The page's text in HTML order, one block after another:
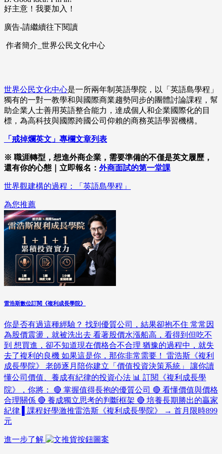
好主意！我要加入！
廣告-請繼續往下閱讀
作者簡介_世界公民文化中心
世界公民文化中心是一所兩年制英語學院，以「英語島學程」
獨有的一對一教學和與國際商業趨勢同步的團體討論課程，幫
助企業人士善用英語整合能力，達成個人和企業國際化的目
標，為高科技與國際跨國公司仰賴的商務英語學習機構。
「戒掉爛英文」專欄文章列表
※ 職涯轉型，想進外商企業，需要準備的不僅是英文履歷，
還有你的心態｜立即報名： 外商面試的第一堂課
世界觀建構的過程：「英語島學程」
為您推薦
雷浩斯數位訂閱《複利成長學院》
你是否有過這種經驗？ 找到優質公司，結果卻抱不住 常常因
為股價震盪，就被洗出去 看著股價水漲船高，看得到但吃不
到 想買進，卻不知道現在價格合不合理 猶豫的過程中，就失
去了複利的良機 如果這是你，那你非常需要！ 雷浩斯《複利
成長學院》 老師逐月陪你建立「價值投資決策系統」 讓你讀
懂公司價值、養成有紀律的投資心法 📊 訂閱《複利成長學
院》，你將： 🔴 掌握值得長抱的優質公司 🔴 看懂價值與價格
合理關係 🔴 養成獨立思考的判斷框架 🔴 培養長期勝出的贏家
紀律 ▌課程好學激推雷浩斯《複利成長學院》 → 首月限時899
元
進一步了解